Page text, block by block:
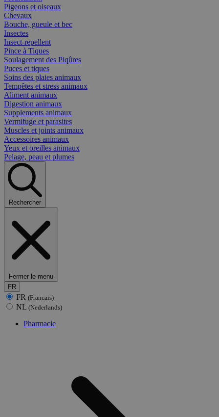
Pigeons et oiseaux
Chevaux
Bouche, gueule et bec
Insectes
Insect-repellent
Pince à Tiques
Soulagement des Piqûres
Puces et tiques
Soins des plaies animaux
Tempêtes et stress animaux
Aliment animaux
Digestion animaux
Supplements animaux
Vermifuge et parasites
Muscles et joints animaux
Accessoires animaux
Yeux et oreilles animaux
Pelage, peau et plumes
Rechercher
Fermer le menu
FR
FR (Francais)
NL (Nederlands)
Pharmacie